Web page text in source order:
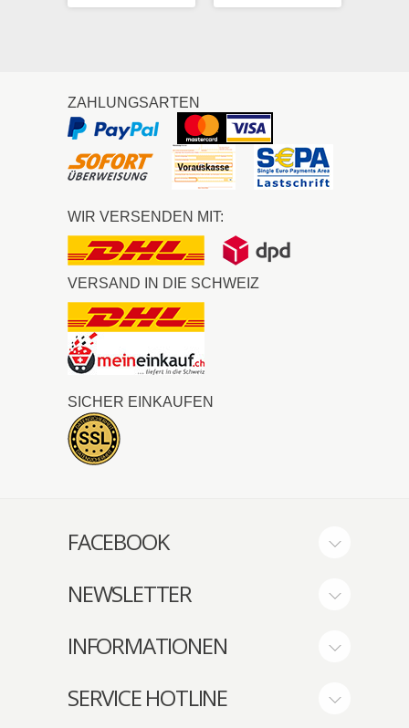
ZAHLUNGSARTEN
WIR VERSENDEN MIT:
VERSAND IN DIE SCHWEIZ
SICHER EINKAUFEN
FACEBOOK
NEWSLETTER
INFORMATIONEN
SERVICE HOTLINE